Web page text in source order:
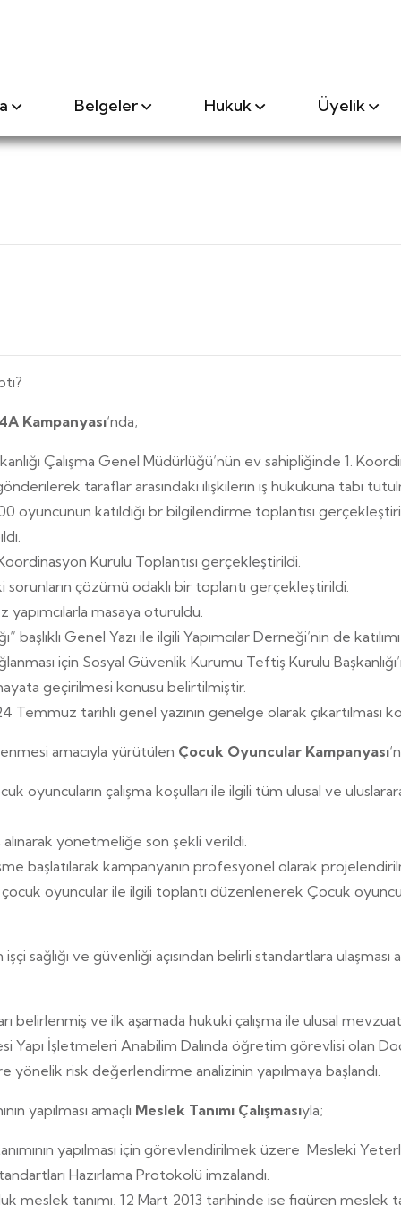
Belgeler Hukuk Üyelik
Kampanyası‘nda;
Çalışma Genel Müdürlüğü’nün ev sahipliğinde 1.
taraflar arasındaki ilişkilerin iş hukukuna tabi
oyuncunun katıldığı br bilgilendirme toplantısı
Kurulu Toplantısı gerçekleştirildi.
çözümü odaklı bir toplantı gerçekleştirildi.
yapımcılarla masaya oturuldu.
başlıklı Genel Yazı ile ilgili Yapımcılar Derneği’nin de
için Sosyal Güvenlik Kurumu Teftiş Kurulu
geçirilmesi konusu belirtilmiştir.
tarihli genel yazının genelge olarak çıkartılması
amacıyla yürütülen Çocuk Oyuncular Kampanyası
oyuncuların çalışma koşulları ile ilgili tüm ulusal ve
yönetmeliğe son şekli verildi.
başlatılarak kampanyanın profesyonel olarak
çocuk oyuncular ile ilgili toplantı düzenlenerek Çocuk
sağlığı ve güvenliği açısından belirli standartlara ulaşması
belirlenmiş ve ilk aşamada hukuki çalışma ile ulusal
Yapı İşletmeleri Anabilim Dalında öğretim görevlisi olan
risk değerlendirme analizinin yapılmaya başlandı.
yapılması amaçlı Meslek Tanımı Çalışmasıyla;
yapılması için görevlendirilmek üzere Mesleki
Hazırlama Protokolü imzalandı.
meslek tanımı, 12 Mart 2013 tarihinde ise figüren meslek